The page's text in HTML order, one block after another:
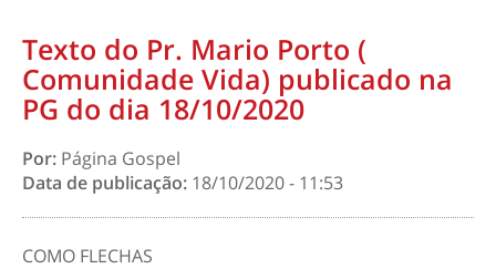
Texto do Pr. Mario Porto (
Comunidade Vida) publicado na
PG do dia 18/10/2020
Por: Página Gospel
Data de publicação: 18/10/2020 - 11:53
COMO FLECHAS